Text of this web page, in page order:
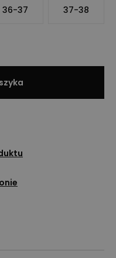
36-37 37-38